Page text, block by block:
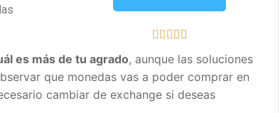

es más de tu agrado, aunque las soluciones
que monedas vas a poder comprar en
cambiar de exchange si deseas